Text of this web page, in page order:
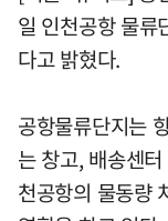
일 인천공항 물류
다고 밝혔다.
공항물류단지는
는 창고, 배송센
천공항의 물동량